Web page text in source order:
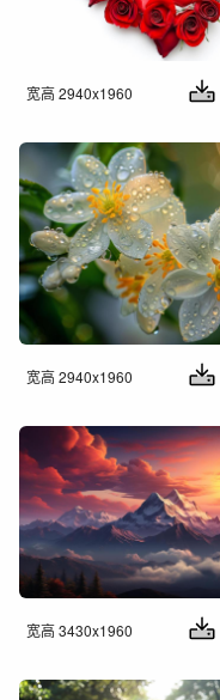
宽高 2940x1960
宽高 2940x1960
宽高 3430x1960